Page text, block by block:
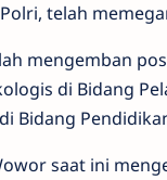
telah
mengemban
di Bidang
Bidang
saat ini